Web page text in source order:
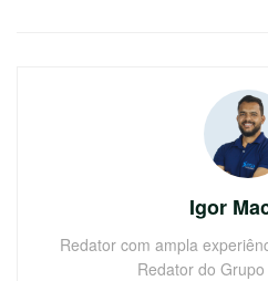
Igor
Redator com ampla
Redator do